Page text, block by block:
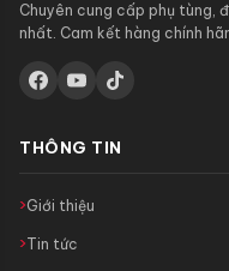
Chuyên cung cấp phụ tùng,
nhất. Cam kết hàng chính
THÔNG TIN
Giới thiệu
Tin tức